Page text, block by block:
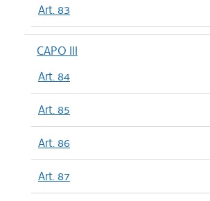
Art. 83
CAPO III
Art. 84
Art. 85
Art. 86
Art. 87